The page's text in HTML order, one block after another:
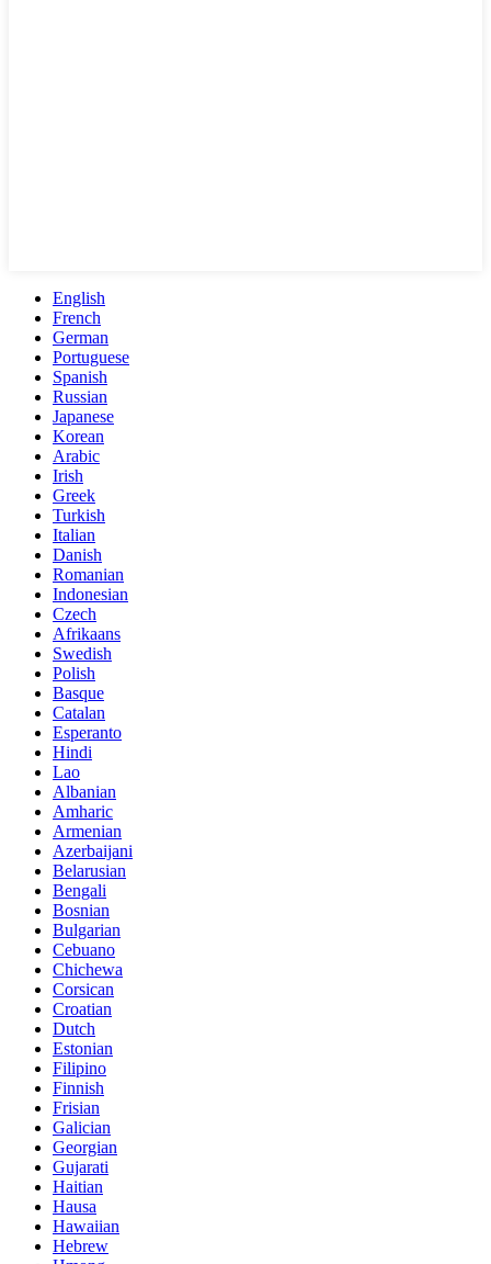
English
French
German
Portuguese
Spanish
Russian
Japanese
Korean
Arabic
Irish
Greek
Turkish
Italian
Danish
Romanian
Indonesian
Czech
Afrikaans
Swedish
Polish
Basque
Catalan
Esperanto
Hindi
Lao
Albanian
Amharic
Armenian
Azerbaijani
Belarusian
Bengali
Bosnian
Bulgarian
Cebuano
Chichewa
Corsican
Croatian
Dutch
Estonian
Filipino
Finnish
Frisian
Galician
Georgian
Gujarati
Haitian
Hausa
Hawaiian
Hebrew